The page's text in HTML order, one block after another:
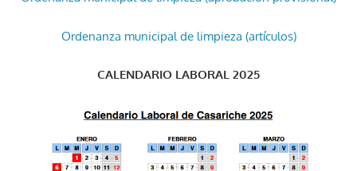
Ordenanza municipal de limpieza (artículos)
CALENDARIO LABORAL 2025